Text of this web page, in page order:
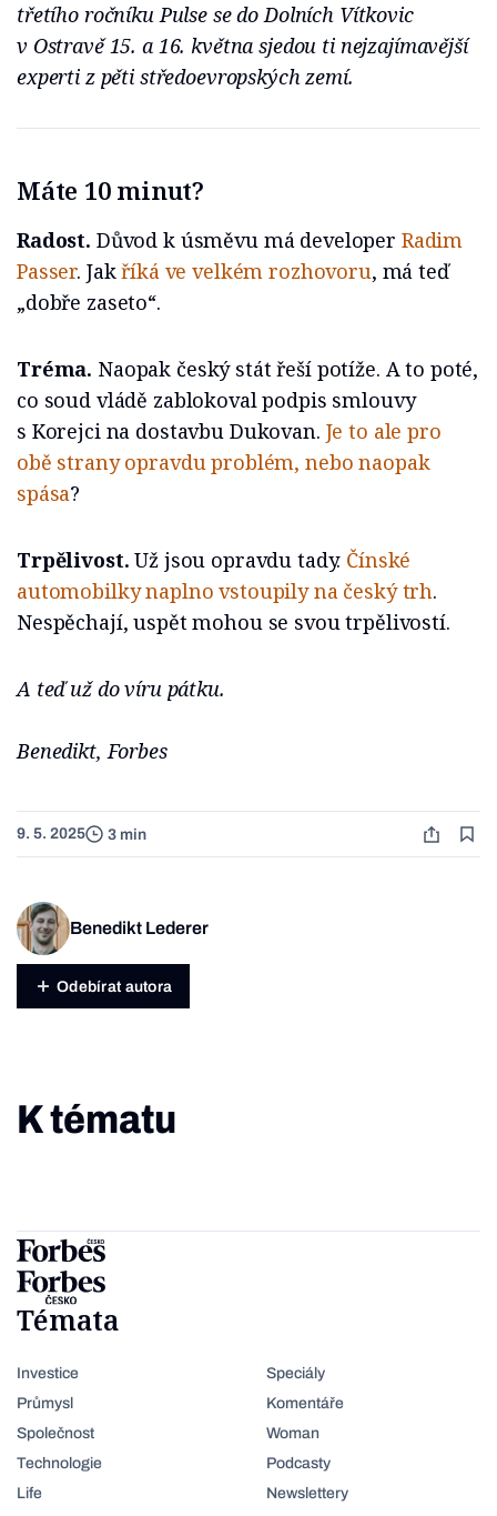
třetího ročníku Pulse se do Dolních Vítkovic
v Ostravě 15. a 16. května sjedou ti nejzajímavější
experti z pěti středoevropských zemí.
Máte 10 minut?
Radost. Důvod k úsměvu má developer Radim
Passer. Jakříká ve velkém rozhovoru, má teď
„dobře zaseto“.
Tréma. Naopak český stát řeší potíže. A to poté,
co soud vládě zablokoval podpis smlouvy
s Korejci na dostavbu Dukovan. Je to ale pro
obě strany opravdu problém, nebo naopak
spása?
Trpělivost.Už jsou opravdu tady. Čínské
automobilky naplno vstoupily na český trh.
Nespěchají, uspět mohou se svou trpělivostí.
A teď už do víru pátku.
Benedikt, Forbes
9. 5. 2025 3 min
Benedikt Lederer
Odebírat autora
K tématu
Témata
Investice
Průmysl
Společnost
Technologie
Life
Speciály
Komentáře
Woman
Podcasty
Newslettery